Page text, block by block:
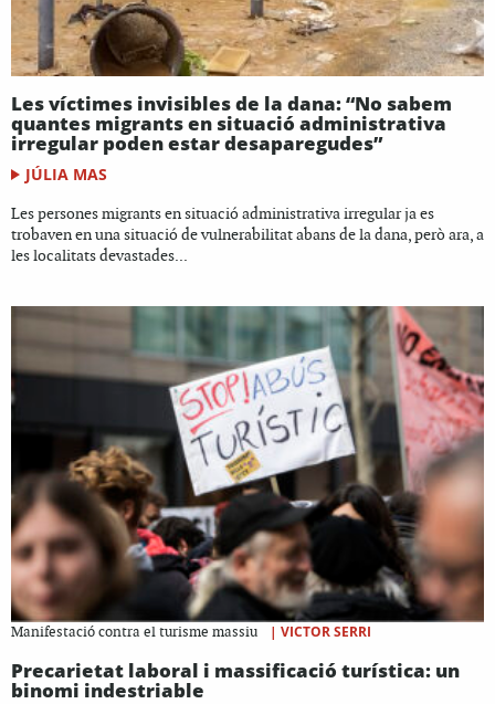
Les víctimes invisibles de la dana: “No sabem
quantes migrants en situació administrativa
irregular poden estar desaparegudes”
JÚLIA MAS
Les persones migrants en situació administrativa irregular ja es
trobaven en una situació de vulnerabilitat abans de la dana, però ara, a
les localitats devastades...
Manifestació contra el turisme massiu | VICTOR SERRI
Precarietat laboral i massificació turística: un
binomi indestriable